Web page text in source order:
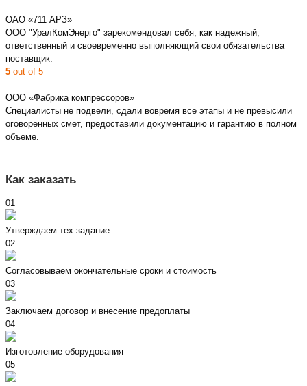
ОАО «711 АРЗ»
ООО "УралКомЭнерго" зарекомендовал себя, как надежный,
ответственный и своевременно выполняющий свои обязательства
поставщик.
5 out of 5
ООО «Фабрика компрессоров»
Специалисты не подвели, сдали вовремя все этапы и не превысили
оговоренных смет, предоставили документацию и гарантию в полном
объеме.
Как заказать
01
Утверждаем тех задание
02
Согласовываем окончательные сроки и стоимость
03
Заключаем договор и внесение предоплаты
04
Изготовление оборудования
05